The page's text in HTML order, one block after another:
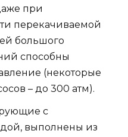
при
перекачиваемой
большого
способны
(некоторые
– до 300 атм).
с
выполнены из